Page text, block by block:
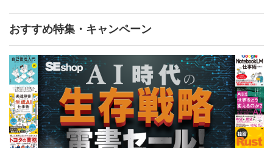
おすすめ特集・キャンペーン